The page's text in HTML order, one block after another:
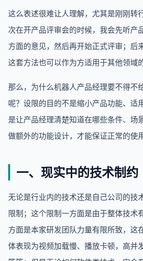
这么表述很难让人理解，尤其是刚刚转
次在开产品评审会的时候，我会先听产
方面的意见，然后再开始正式评审；后
这套方法也可以作为方适用于其他领域
那么，为什么机器人产品经理要不得不
呢？设限的目的不是缩小产品功能、适
是让产品经理清楚知道在哪些条件、场
做额外的功能设计，才能保证正常的使用
一、现实中的技术制约
无论是行业内的技术还是自己公司的技
限制；这个限制一方面是由于整体技术
方面是本家研发团队力量有限所致，这
体表现为视频加载慢、播放卡顿，高并